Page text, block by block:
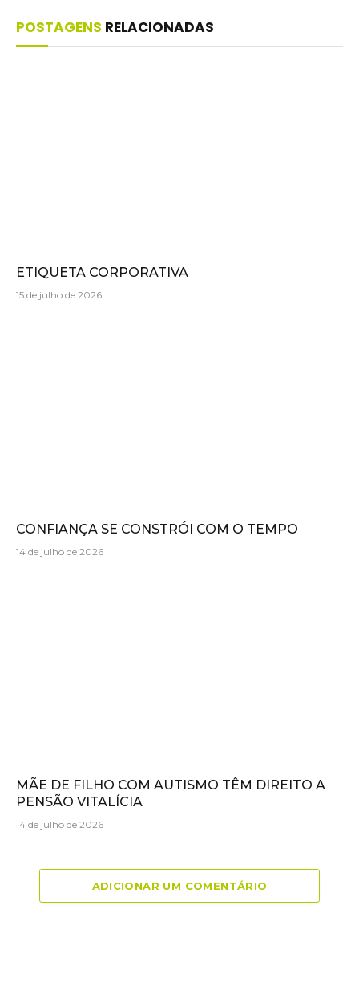
POSTAGENS RELACIONADAS
ETIQUETA CORPORATIVA
15 de julho de 2026
CONFIANÇA SE CONSTRÓI COM O TEMPO
14 de julho de 2026
MÃE DE FILHO COM AUTISMO TÊM DIREITO A
PENSÃO VITALÍCIA
14 de julho de 2026
ADICIONAR UM COMENTÁRIO